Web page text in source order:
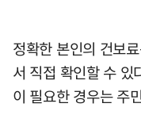
정확한 본인의 건보
서 직접 확인할 수 있
이 필요한 경우는 주